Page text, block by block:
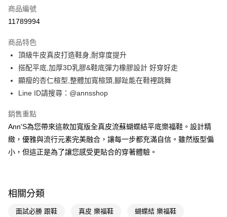
台新國際商業銀行
台灣樂天信用卡公司
悠遊付
Google Pay
全支付
大哥付你分期
相關說明
【大哥付你分期使用說明】
1.本服務由台灣大哥大提供，台灣大哥大用戶可立即使用無須另外申請。
流程，驗證手機門號後，選擇欲分期的期數、繳款截止日，確認付款後即完
成交易。
4.訂單成立30分鐘內，如未前往確認交易或遇審核未通過，訂單將自動取
消。如遇「轉專審核」未通過狀況，表示未達大哥付你分期系統評分，恕無
醒簡訊。
2.透過簡訊連結打開帳單後，可選擇「超商條碼／台灣大直營門市／銀行轉
帳／街口支付／iPASS MONEY」等通路繳費。
AFTEE先享後付
【關於「AFTEE先享後付」】
AFTEE先享後付是「在收到商品之後才付款」的支付方式。 讓您購物簡單
便利好安心！
１．簡單：不需註冊會員、不需綁卡、不需儲值。
２．便利：只要手機號碼，簡訊認證，即可結帳。
１．於結帳方式選擇「AFTEE先享後付」後，將跳轉至「AFTEE先享後付」
２．訂單成立數日內，您將收到繳費通知簡訊。
ATM付款
運送方式
每筆NT$100，滿NT$999(含以上)免運費
商品編號
11789994
商品特色
頂級牛皮真皮打造鞋身,耐穿度提升
搭配平底,加厚3D乳膠&鞋底彈力橡膠設計 好穿好走
顯瘦的杏仁楦型,整體加寬楦頭,腳趾能在鞋裡跳舞
Line ID請搜尋：@annsshop
銷售重點
Ann'S為您帶來這款加寬版全真皮流蘇蝴蝶結平底樂福鞋。設計精
緻，優雅與流行元素完美融合，讓每一步都充滿自信。雖然版型偏
小，但這正是為了讓您感受更貼合的穿著體驗。
相關分類
面試必勝 跟鞋 真皮 樂福鞋 蝴蝶結 樂福鞋